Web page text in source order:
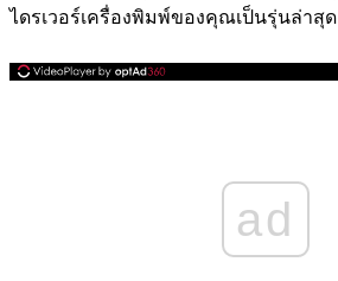
ไดรเวอร์เครื่องพิมพ์ของคุณเป็นรุ่นล่าสุด
ad